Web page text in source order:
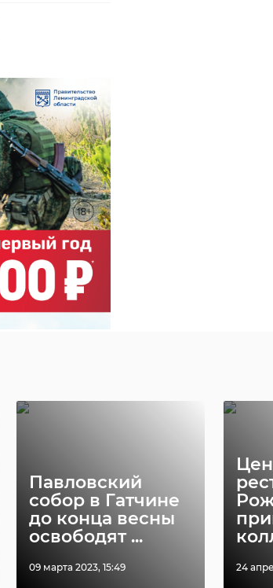
Павловский
собор в Гатчине
до конца весны
освободят ...
09 марта 2023, 15:49 24